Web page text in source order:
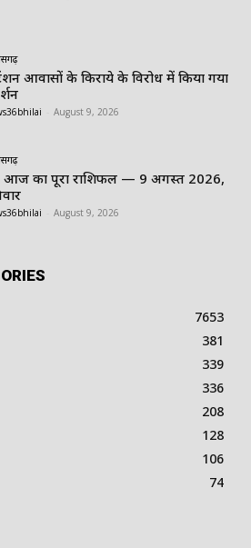
आवासों के किराये के विरोध में किया गया
August 9, 2026
आज का पूरा राशिफल — 9 अगस्त 2026,
August 9, 2026
7653
381
339
336
208
128
106
74